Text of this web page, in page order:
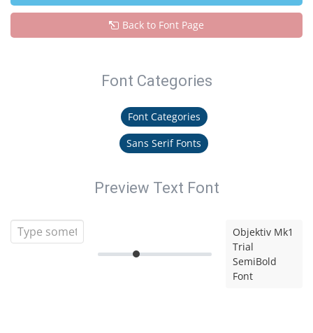
Back to Font Page
Font Categories
Font Categories
Sans Serif Fonts
Preview Text Font
Objektiv Mk1
Trial
SemiBold
Font